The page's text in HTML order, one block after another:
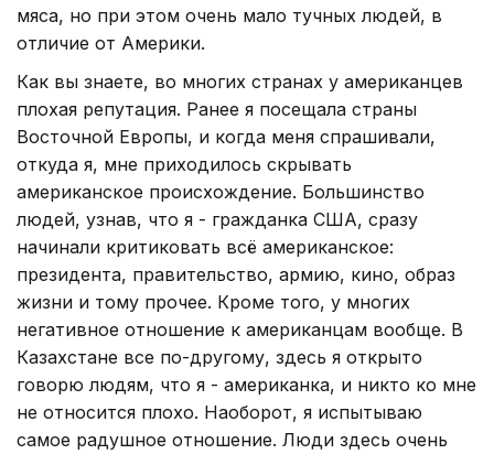
мяса, но при этом очень мало тучных людей, в
отличие от Америки.
Как вы знаете, во многих странах у американцев
плохая репутация. Ранее я посещала страны
Восточной Европы, и когда меня спрашивали,
откуда я, мне приходилось скрывать
американское происхождение. Большинство
людей, узнав, что я - гражданка США, сразу
начинали критиковать всё американское:
президента, правительство, армию, кино, образ
жизни и тому прочее. Кроме того, у многих
негативное отношение к американцам вообще. В
Казахстане все по-другому, здесь я открыто
говорю людям, что я - американка, и никто ко мне
не относится плохо. Наоборот, я испытываю
самое радушное отношение. Люди здесь очень